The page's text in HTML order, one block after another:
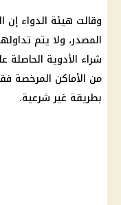
وقالت هيئة الدواء إن
المصدر، ولا يتم
شراء الأدوية
من الأماكن المرخصة
بطريقة غير شرعية.